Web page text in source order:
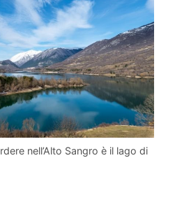
nell’Alto Sangro è il lago di